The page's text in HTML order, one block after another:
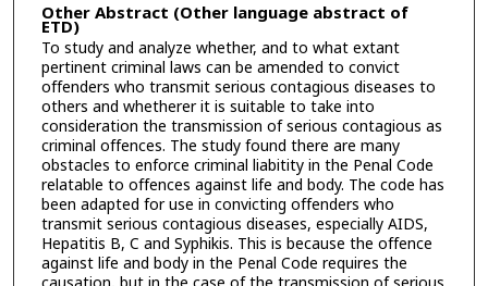
Other Abstract (Other language abstract of
ETD)
To study and analyze whether, and to what extant
pertinent criminal laws can be amended to convict
offenders who transmit serious contagious diseases to
others and whetherer it is suitable to take into
consideration the transmission of serious contagious as
criminal offences. The study found there are many
obstacles to enforce criminal liabitity in the Penal Code
relatable to offences against life and body. The code has
been adapted for use in convicting offenders who
transmit serious contagious diseases, especially AIDS,
Hepatitis B, C and Syphikis. This is because the offence
against life and body in the Penal Code requires the